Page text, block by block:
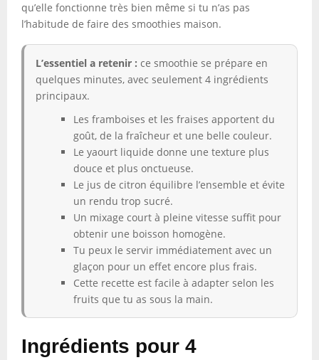
qu’elle fonctionne très bien même si tu n’as pas
l’habitude de faire des smoothies maison.
L’essentiel a retenir : ce smoothie se prépare en
quelques minutes, avec seulement 4 ingrédients
principaux.
Les framboises et les fraises apportent du
goût, de la fraîcheur et une belle couleur.
Le yaourt liquide donne une texture plus
douce et plus onctueuse.
Le jus de citron équilibre l’ensemble et évite
un rendu trop sucré.
Un mixage court à pleine vitesse suffit pour
obtenir une boisson homogène.
Tu peux le servir immédiatement avec un
glaçon pour un effet encore plus frais.
Cette recette est facile à adapter selon les
fruits que tu as sous la main.
Ingrédients pour 4